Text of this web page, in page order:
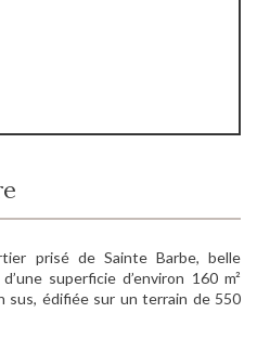
prisé de Sainte Barbe, belle
superficie d’environ 160 m²
sus, édifiée sur un terrain de 550